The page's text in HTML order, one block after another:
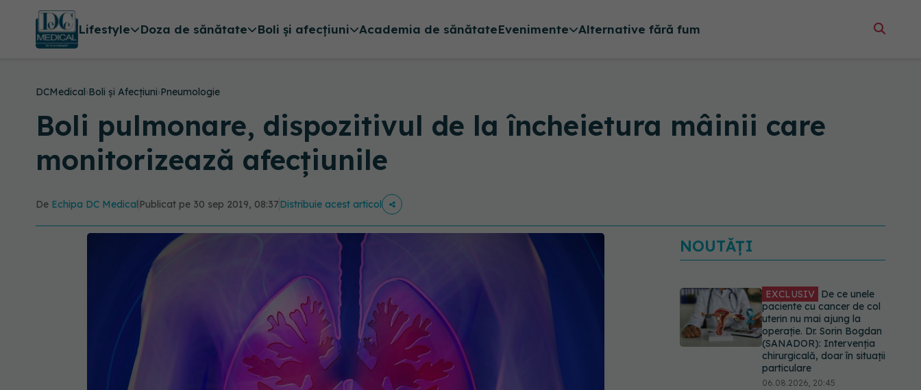
Lifestyle Doza de sănătate Boli și afecțiuni Academia de sănătateEvenimente Alternative fără fum
DCMedical›Boli și Afecțiuni›Pneumologie
Boli pulmonare, dispozitivul de la încheietura mâinii care
monitorizează afecțiunile
De Echipa DC Medical Publicat pe 30 sep 2019, 08:37Distribuie acest articol
NOUTĂȚI
EXCLUSIV De ce unele
paciente cu cancer de col
uterin nu mai ajung la
operație. Dr. Sorin Bogdan
(SANADOR): Intervenția
chirurgicală, doar în situații
particulare
06.08.2026, 20:45